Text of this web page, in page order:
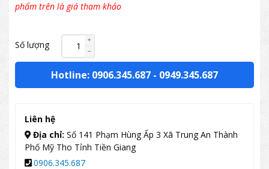
phẩm trên là giá tham khảo
Số lượng
Hotline: 0906.345.687 - 0949.345.687
Liên hệ
Địa chỉ: Số 141 Phạm Hùng Ấp 3 Xã Trung An Thành
Phố Mỹ Tho Tỉnh Tiền Giang
0906.345.687